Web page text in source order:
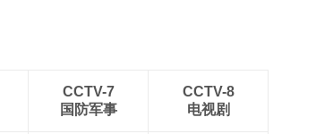
CCTV-7
国防军事
CCTV-8
电视剧